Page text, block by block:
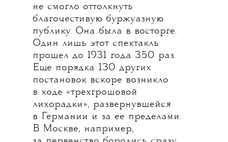
не смогло оттолкнуть
благочестивую буржуазную
публику. Она была в восторге.
Один лишь этот спектакль
прошел до 1931 года 350 раз.
Еще порядка 130 других
постановок вскоре возникло
в ходе «трехгрошовой
лихорадки», развернувшейся
в Германии и за ее пределами.
В Москве, например,